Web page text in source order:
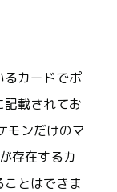
るカードでポ
記載されてお
モンだけのマ
存在するカ
ことはできま